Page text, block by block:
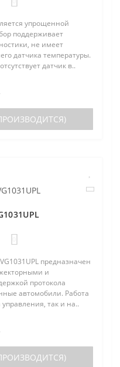
упрощенной
поддерживает
не имеет
датчика температуры.
датчик в..
предназначен
и
протокола
автомобили. Работа
так и на..